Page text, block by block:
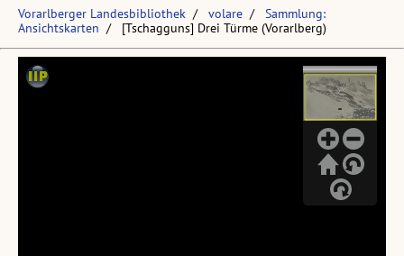
Vorarlberger Landesbibliothek volare
Sammlung:
Ansichtskarten
[Tschagguns] Drei Türme (Vorarlberg)